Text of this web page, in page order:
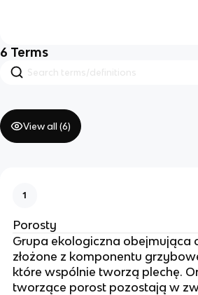
6 Terms
View all (6)
1
Porosty
Grupa ekologiczna obejmująca
złożone z komponentu
które wspólnie tworzą plechę.
tworzące porost pozostają w